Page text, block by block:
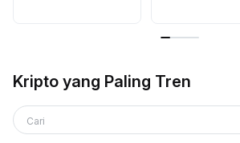
Kripto yang Paling Tren
Cari